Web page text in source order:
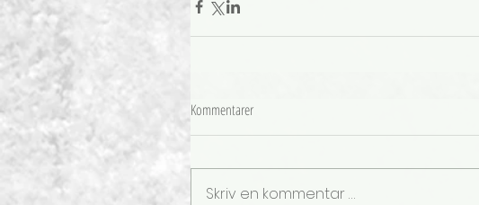
Kommentarer
Skriv en kommentar …